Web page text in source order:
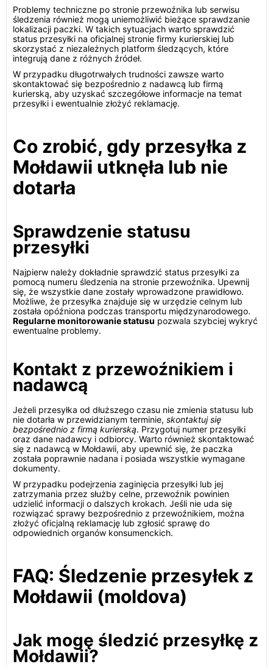
Problemy techniczne po stronie przewoźnika lub serwisu
śledzenia również mogą uniemożliwić bieżące sprawdzanie
lokalizacji paczki. W takich sytuacjach warto sprawdzić
status przesyłki na oficjalnej stronie firmy kurierskiej lub
skorzystać z niezależnych platform śledzących, które
integrują dane z różnych źródeł.
W przypadku długotrwałych trudności zawsze warto
skontaktować się bezpośrednio z nadawcą lub firmą
kurierską, aby uzyskać szczegółowe informacje na temat
przesyłki i ewentualnie złożyć reklamację.
Co zrobić, gdy przesyłka z
Mołdawii utknęła lub nie
dotarła
Sprawdzenie statusu
przesyłki
Najpierw należy dokładnie sprawdzić status przesyłki za
pomocą numeru śledzenia na stronie przewoźnika. Upewnij
się, że wszystkie dane zostały wprowadzone prawidłowo.
Możliwe, że przesyłka znajduje się w urzędzie celnym lub
została opóźniona podczas transportu międzynarodowego.
Regularne monitorowanie statusu pozwala szybciej wykryć
ewentualne problemy.
Kontakt z przewoźnikiem i
nadawcą
Jeżeli przesyłka od dłuższego czasu nie zmienia statusu lub
nie dotarła w przewidzianym terminie, skontaktuj się
bezpośrednio z firmą kurierską. Przygotuj numer przesyłki
oraz dane nadawcy i odbiorcy. Warto również skontaktować
się z nadawcą w Mołdawii, aby upewnić się, że paczka
została poprawnie nadana i posiada wszystkie wymagane
dokumenty.
W przypadku podejrzenia zaginięcia przesyłki lub jej
zatrzymania przez służby celne, przewoźnik powinien
udzielić informacji o dalszych krokach. Jeśli nie uda się
rozwiązać sprawy bezpośrednio z przewoźnikiem, można
złożyć oficjalną reklamację lub zgłosić sprawę do
odpowiednich organów konsumenckich.
FAQ: Śledzenie przesyłek z
Mołdawii (moldova)
Jak mogę śledzić przesyłkę z
Mołdawii?